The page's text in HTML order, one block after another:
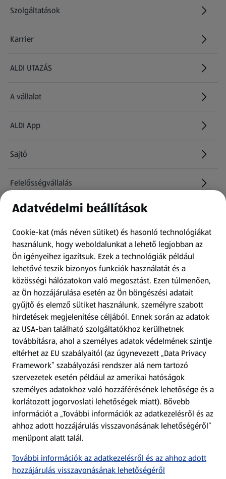
Szolgáltatások
Karrier
(új oldalon nyílik meg)
ALDI UTAZÁS
(új oldalon nyílik meg)
A vállalat
ALDI App
Sajtó
Felelősségvállalás
Információk
Kérdőív
Fizetési lehetőségek
ALDI utalványok
Árcsökkentés
Adattörlő alkalmazás
Szervizpont
(új oldalon nyílik meg)
Fedezz fel minket az interneten!
Töltsd le az ALDI Magyarország applikációt!
Adatvédelmi beállítások
Cookie-kat (más néven sütiket) és hasonló technológiákat
használunk, hogy weboldalunkat a lehető legjobban az
Ön igényeihez igazítsuk. Ezek a technológiák például
lehetővé teszik bizonyos funkciók használatát és a
közösségi hálózatokon való megosztást. Ezen túlmenően,
az Ön hozzájárulása esetén az Ön böngészési adatait
gyűjtő és elemző sütiket használunk, személyre szabott
hirdetések megjelenítése céljából. Ennek során az adatok
az USA-ban található szolgáltatókhoz kerülhetnek
továbbításra, ahol a személyes adatok védelmének szintje
eltérhet az EU szabályaitól (az úgynevezett „Data Privacy
Framework” szabályozási rendszer alá nem tartozó
szervezetek esetén például az amerikai hatóságok
személyes adatokhoz való hozzáférésének lehetősége és a
korlátozott jogorvoslati lehetőségek miatt). Bővebb
információt a „További információk az adatkezelésről és az
ahhoz adott hozzájárulás visszavonásának lehetőségéről”
menüpont alatt talál.
További információk az adatkezelésről és az ahhoz adott
hozzájárulás visszavonásának lehetőségéről